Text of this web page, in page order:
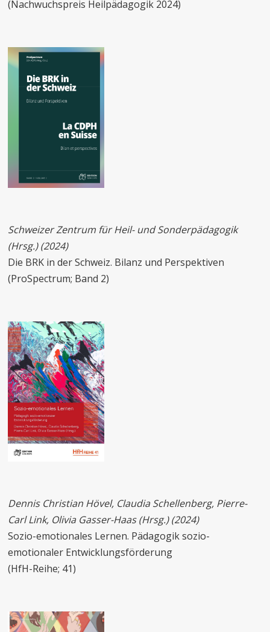
(Nachwuchspreis Heilpädagogik 2024)
Schweizer Zentrum für Heil- und Sonderpädagogik
(Hrsg.) (2024)
Die BRK in der Schweiz. Bilanz und Perspektiven
(ProSpectrum; Band 2)
Dennis Christian Hövel, Claudia Schellenberg, Pierre-
Carl Link, Olivia Gasser-Haas (Hrsg.) (2024)
Sozio-emotionales Lernen. Pädagogik sozio-
emotionaler Entwicklungsförderung
(HfH-Reihe; 41)